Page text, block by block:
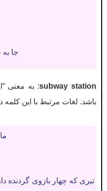
جا
subway station: به معنی
باشد. لغات مرتبط با این کلمه
تیری که چهار بازوی گردنده